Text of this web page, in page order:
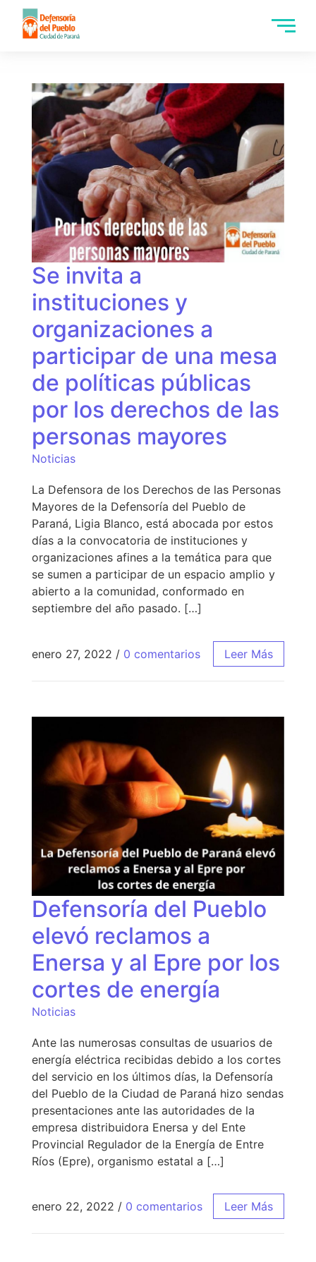
Se invita a
instituciones y
organizaciones a
participar de una mesa
de políticas públicas
por los derechos de las
personas mayores
Noticias
La Defensora de los Derechos de las Personas
Mayores de la Defensoría del Pueblo de
Paraná, Ligia Blanco, está abocada por estos
días a la convocatoria de instituciones y
organizaciones afines a la temática para que
se sumen a participar de un espacio amplio y
abierto a la comunidad, conformado en
septiembre del año pasado. […]
enero 27, 2022 / 0 comentarios Leer Más
Defensoría del Pueblo
elevó reclamos a
Enersa y al Epre por los
cortes de energía
Noticias
Ante las numerosas consultas de usuarios de
energía eléctrica recibidas debido a los cortes
del servicio en los últimos días, la Defensoría
del Pueblo de la Ciudad de Paraná hizo sendas
presentaciones ante las autoridades de la
empresa distribuidora Enersa y del Ente
Provincial Regulador de la Energía de Entre
Ríos (Epre), organismo estatal a […]
enero 22, 2022 / 0 comentarios Leer Más